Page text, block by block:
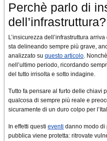
Perchè parlo di
dell’infrastruttura?
L’insicurezza dell’infrastruttura
sta delineando sempre più grave,
analizzato su questo articolo.
nell’ultimo periodo, ricordando
del tutto irrisolta e sotto indagine.
Tutto fa pensare al furto delle chiavi
qualcosa di sempre più reale e
sicuramente di un duro colpo per
In effetti questi eventi danno modo di
pubblica viene protetta: ritrovate